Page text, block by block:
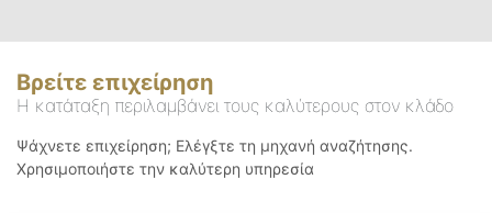
Βρείτε επιχείρηση
Η κατάταξη περιλαμβάνει τους καλύτερους στον κλάδο
Ψάχνετε επιχείρηση; Ελέγξτε τη μηχανή αναζήτησης.
Χρησιμοποιήστε την καλύτερη υπηρεσία